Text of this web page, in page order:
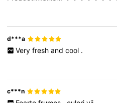
d***a
Very fresh and cool .
c***n